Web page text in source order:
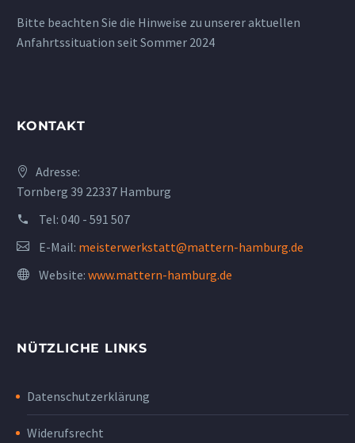
Bitte beachten Sie die Hinweise zu unserer aktuellen
Anfahrtssituation seit Sommer 2024
KONTAKT
Adresse:
Tornberg 39 22337 Hamburg
Tel: 040 - 591 507
E-Mail: meisterwerkstatt@mattern-hamburg.de
Website: www.mattern-hamburg.de
NÜTZLICHE LINKS
Datenschutzerklärung
Widerufsrecht